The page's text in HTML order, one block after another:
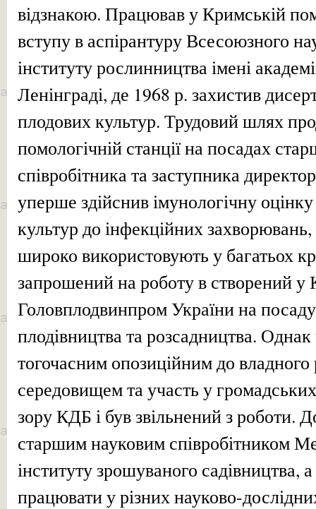
відзнакою. Працював у Кримській
вступу в аспірантуру Всесоюзного
інституту рослинництва імені
Ленінграді, де 1968 р. захистив
плодових культур. Трудовий шлях
помологічній станції на посадах
співробітника та заступника
уперше здійснив імунологічну
культур до інфекційних
широко використовують у багатьох
запрошений на роботу в створений у
Головплодвинпром України на
плодівництва та розсадництва.
тогочасним опозиційним до
середовищем та участь у
зору КДБ і був звільнений з роботи.
старшим науковим співробітником
інституту зрошуваного садівництва,
працювати у різних науково-